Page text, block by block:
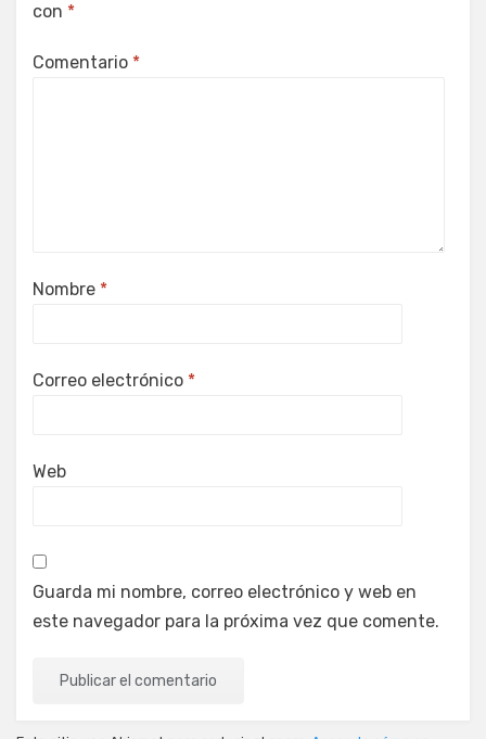
con *
Comentario *
Nombre *
Correo electrónico *
Web
Guarda mi nombre, correo electrónico y web en
este navegador para la próxima vez que comente.